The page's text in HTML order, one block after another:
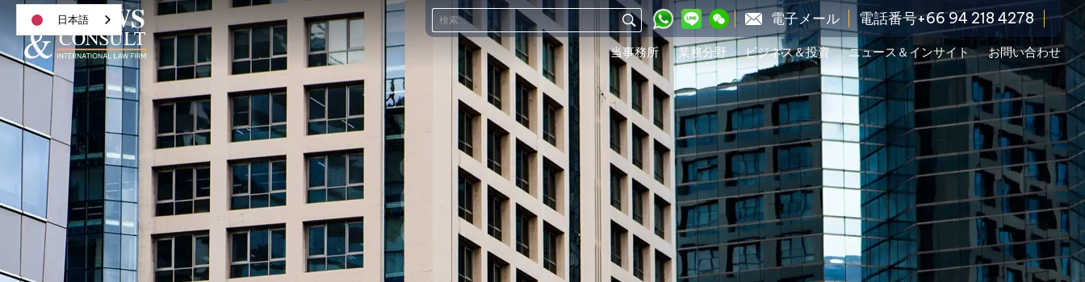
電子メール 電話番号+66 94 218 4278
当事務所 業務分野 ビジネス＆投資 ニュース＆インサイト お問い合わせ
日本語